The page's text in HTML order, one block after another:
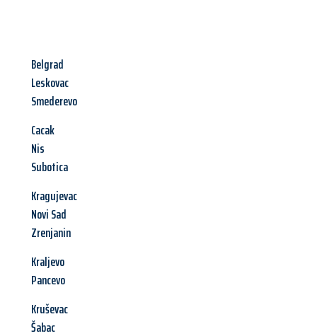
Belgrad
Leskovac
Smederevo
Cacak
Nis
Subotica
Kragujevac
Novi Sad
Zrenjanin
Kraljevo
Pancevo
Kruševac
Šabac